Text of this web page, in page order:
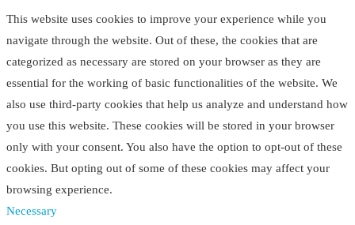
This website uses cookies to improve your experience while you
navigate through the website. Out of these, the cookies that are
categorized as necessary are stored on your browser as they are
essential for the working of basic functionalities of the website. We
also use third-party cookies that help us analyze and understand how
you use this website. These cookies will be stored in your browser
only with your consent. You also have the option to opt-out of these
cookies. But opting out of some of these cookies may affect your
browsing experience.
Necessary